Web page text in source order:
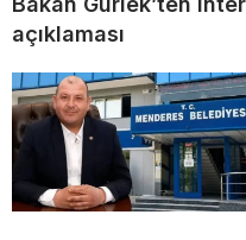
açıklaması